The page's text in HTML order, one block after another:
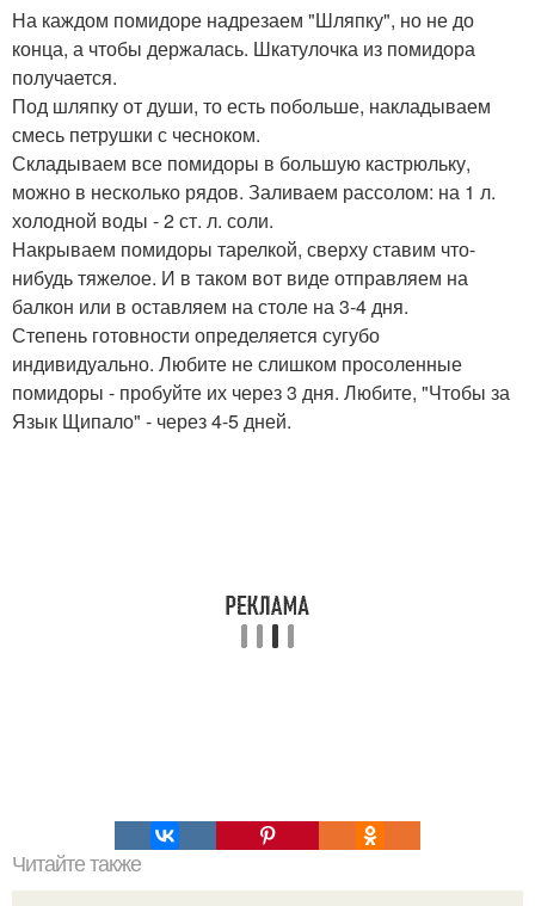
На каждом помидоре надрезаем "Шляпку", но не до
конца, а чтобы держалась. Шкатулочка из помидора
получается.
Под шляпку от души, то есть побольше, накладываем
смесь петрушки с чесноком.
Складываем все помидоры в большую кастрюльку,
можно в несколько рядов. Заливаем рассолом: на 1 л.
холодной воды - 2 ст. л. соли.
Накрываем помидоры тарелкой, сверху ставим что-
нибудь тяжелое. И в таком вот виде отправляем на
балкон или в оставляем на столе на 3-4 дня.
Степень готовности определяется сугубо
индивидуально. Любите не слишком просоленные
помидоры - пробуйте их через 3 дня. Любите, "Чтобы за
Язык Щипало" - через 4-5 дней.
Читайте также